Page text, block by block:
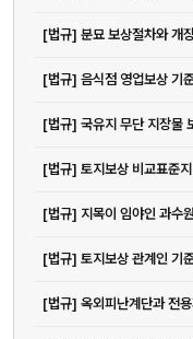
[법규] 분묘 보상절차와 개
[법규] 지목이 임야인 과수
[법규] 옥외피난계단과 전